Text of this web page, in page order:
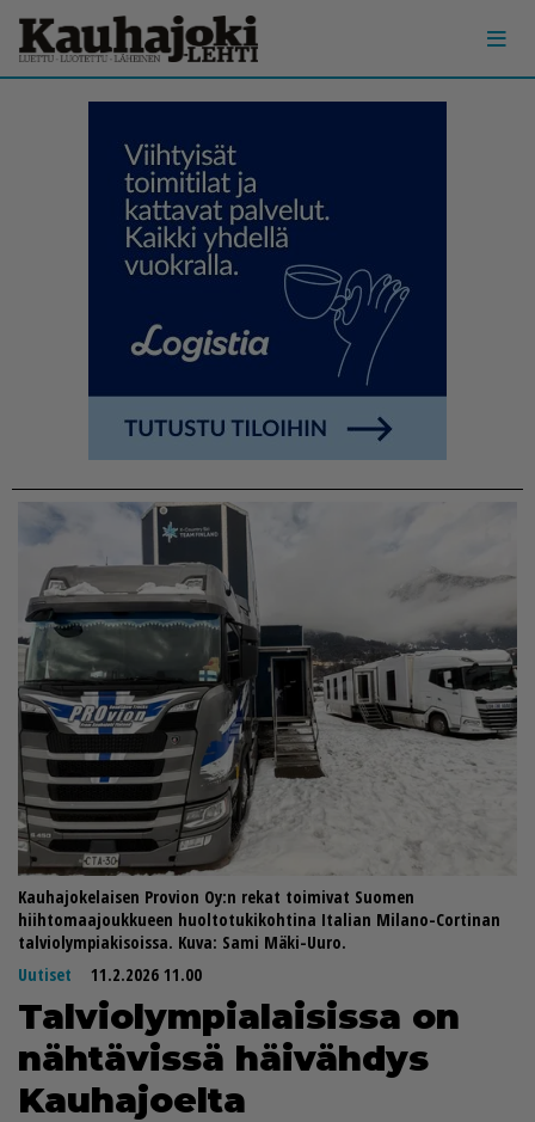
Kauhajokelaisen Provion Oy:n rekat toimivat Suomen
hiihtomaajoukkueen huoltotukikohtina Italian Milano-Cortinan
talviolympiakisoissa. Kuva: Sami Mäki-Uuro.
Uutiset
11.2.2026 11.00
Tal­vi­o­lym­pi­a­lai­sis­sa on
näh­tä­vis­sä häi­väh­dys
Kau­ha­jo­el­ta